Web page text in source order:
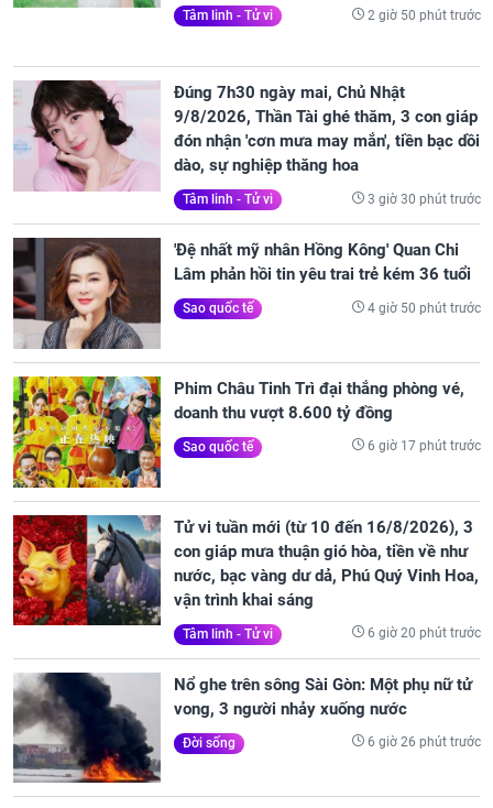
Tâm linh - Tử vi 2 giờ 50 phút trước
Đúng 7h30 ngày mai, Chủ Nhật
9/8/2026, Thần Tài ghé thăm, 3 con giáp
đón nhận 'cơn mưa may mắn', tiền bạc dồi
dào, sự nghiệp thăng hoa
Tâm linh - Tử vi 3 giờ 30 phút trước
'Đệ nhất mỹ nhân Hồng Kông' Quan Chi
Lâm phản hồi tin yêu trai trẻ kém 36 tuổi
Sao quốc tế 4 giờ 50 phút trước
Phim Châu Tinh Trì đại thắng phòng vé,
doanh thu vượt 8.600 tỷ đồng
Sao quốc tế 6 giờ 17 phút trước
Tử vi tuần mới (từ 10 đến 16/8/2026), 3
con giáp mưa thuận gió hòa, tiền về như
nước, bạc vàng dư dả, Phú Quý Vinh Hoa,
vận trình khai sáng
Tâm linh - Tử vi 6 giờ 20 phút trước
Nổ ghe trên sông Sài Gòn: Một phụ nữ tử
vong, 3 người nhảy xuống nước
Đời sống 6 giờ 26 phút trước